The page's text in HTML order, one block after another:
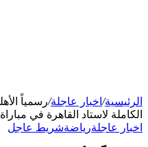
الرئيسية/ اخبار عاجلة/رسمياً
الكاملة لاستاد القاهرة في
اخبار عاجلةرياضةشريط عاجل